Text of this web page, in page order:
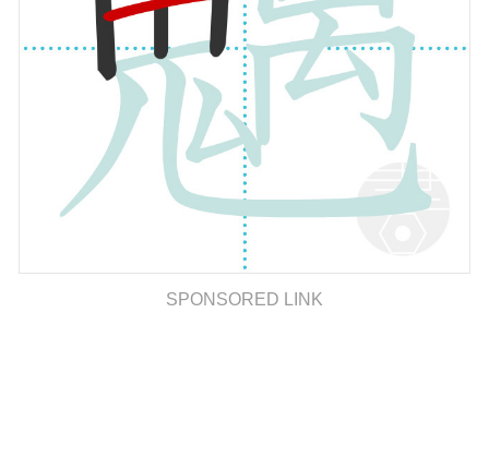
SPONSORED LINK